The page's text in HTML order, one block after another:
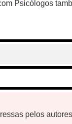
Psicólogos
pelos